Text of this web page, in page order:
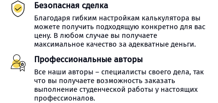
Безопасная сделка
Благодаря гибким настройкам калькулятора вы
можете получить подходящую конкретно для вас
цену. В любом случае вы получаете
максимальное качество за адекватные деньги.
Профессиональные авторы
Все наши авторы – специалисты своего дела, так
что вы получаете возможность заказать
выполнение студенческой работы у настоящих
профессионалов.